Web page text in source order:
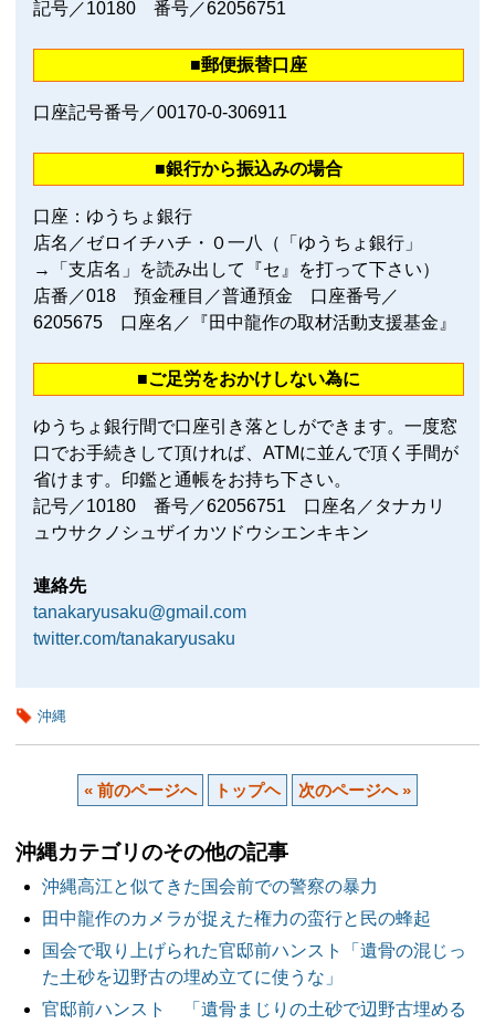
記号／10180 番号／62056751
■郵便振替口座
口座記号番号／00170‐0‐306911
■銀行から振込みの場合
口座：ゆうちょ銀行
店名／ゼロイチハチ・０一八（「ゆうちょ銀行」
→「支店名」を読み出して『セ』を打って下さい）
店番／018 預金種目／普通預金 口座番号／
6205675 口座名／『田中龍作の取材活動支援基金』
■ご足労をおかけしない為に
ゆうちょ銀行間で口座引き落としができます。一度窓
口でお手続きして頂ければ、ATMに並んで頂く手間が
省けます。印鑑と通帳をお持ち下さい。
記号／10180 番号／62056751 口座名／タナカリ
ュウサクノシュザイカツドウシエンキキン
連絡先
tanakaryusaku@gmail.com
twitter.com/tanakaryusaku
沖縄
« 前のページへ トップヘ 次のページへ »
沖縄カテゴリのその他の記事
沖縄高江と似てきた国会前での警察の暴力
田中龍作のカメラが捉えた権力の蛮行と民の蜂起
国会で取り上げられた官邸前ハンスト「遺骨の混じっ
た土砂を辺野古の埋め立てに使うな」
官邸前ハンスト 「遺骨まじりの土砂で辺野古埋める